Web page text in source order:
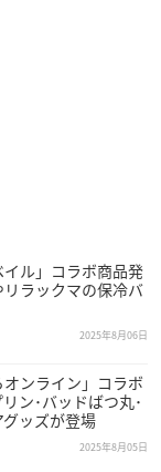
ル」コラボ商品発
ラックマの保冷バ
2025年8月06日
ンライン」コラボ
ン･バッドばつ丸･
ッズが登場
2025年8月05日